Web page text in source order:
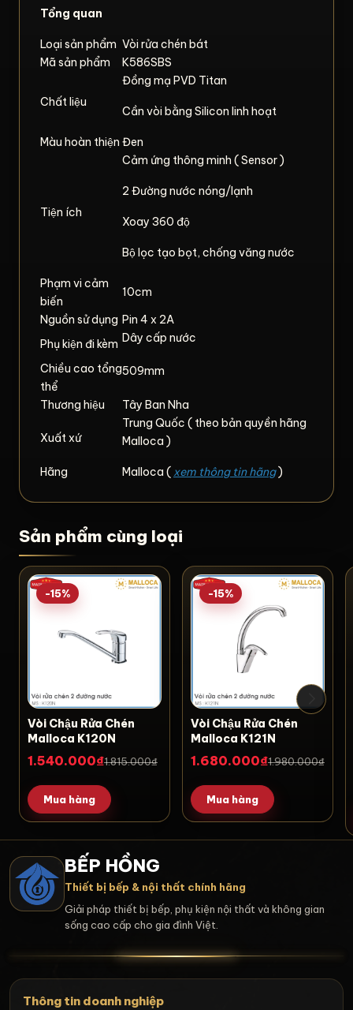
Tổng quan
Loại sản phẩm Vòi rửa chén bát
Mã sản phẩm
K586SBS
Chất liệu
Đồng mạ PVD Titan
Cần vòi bằng Silicon linh hoạt
Màu hoàn thiện Đen
Tiện ích
Cảm ứng thông minh ( Sensor )
2 Đường nước nóng/lạnh
Xoay 360 độ
Bộ lọc tạo bọt, chống văng nước
Phạm vi cảm
biến
10cm
Nguồn sử dụng Pin 4 x 2A
Phụ kiện đi kèm Dây cấp nước
Chiều cao tổng
thể
509mm
Thương hiệu Tây Ban Nha
Xuất xứ
Trung Quốc ( theo bản quyền hãng
Malloca )
Hãng Malloca ( xem thông tin hãng)
Sản phẩm cùng loại
-15%
Vòi Chậu Rửa Chén
Malloca K120N
1.540.000₫1.815.000₫
Mua hàng
-15%
Vòi Chậu Rửa Chén
Malloca K121N
1.680.000₫1.980.000₫
Mua hàng
BẾP HỒNG
Thiết bị bếp & nội thất chính hãng
Giải pháp thiết bị bếp, phụ kiện nội thất và không gian
sống cao cấp cho gia đình Việt.
Thông tin doanh nghiệp